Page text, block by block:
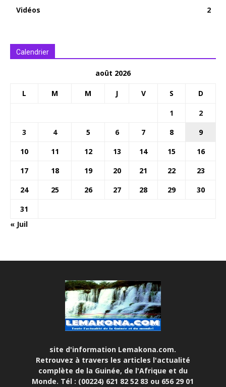
Vidéos
2
Calendrier
août 2026
L M M J V S D
1
2
3
4 5 6 7 8
9
10
11 12 13 14 15
16
17
18 19 20 21 22
23
24
25 26 27 28 29
30
31
« Juil
site d'information Lemakona.com.
Retrouvez à travers les articles l'actualité
complète de la Guinée, de l'Afrique et du
Monde. Tél : (00224) 621 82 52 83 ou 656 29 01